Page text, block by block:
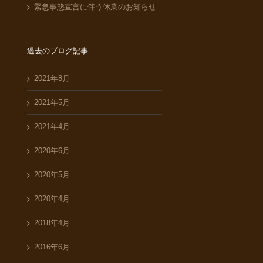
緊急事態宣言に伴う休業のお知らせ
過去のブログ記事
2021年8月
2021年5月
2021年4月
2020年6月
2020年5月
2020年4月
2018年4月
2016年6月